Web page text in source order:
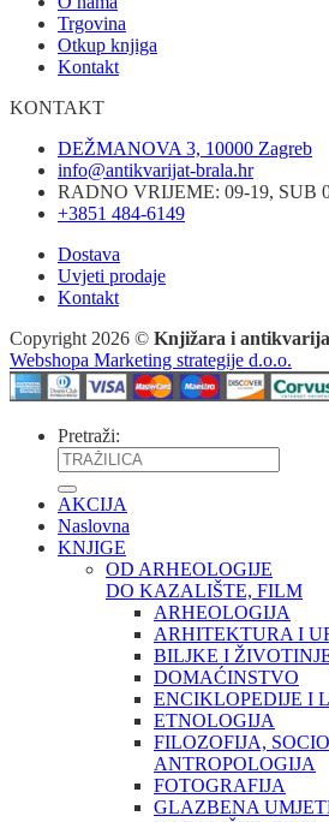
Trgovina
Otkup knjiga
Kontakt
KONTAKT
DEŽMANOVA 3, 10000 Zagreb
info@antikvarijat-brala.hr
RADNO VRIJEME: 09-19, SUB
+3851 484-6149
Dostava
Uvjeti prodaje
Kontakt
Copyright 2026 © Knjižara i
Webshopa Marketing strategije d.o.o.
Pretraži:
AKCIJA
Naslovna
KNJIGE
OD ARHEOLOGIJE
DO KAZALIŠTE, FILM
ARHEOLOGIJA
ARHITEKTURA I
BILJKE I
DOMAĆINSTVO
ENCIKLOPEDIJE I
ETNOLOGIJA
FILOZOFIJA,
ANTROPOLOGIJA
FOTOGRAFIJA
GLAZBENA